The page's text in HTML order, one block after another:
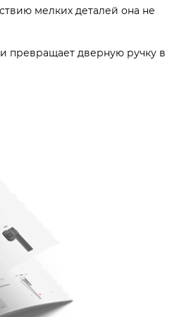
мелких деталей она не
превращает дверную ручку в